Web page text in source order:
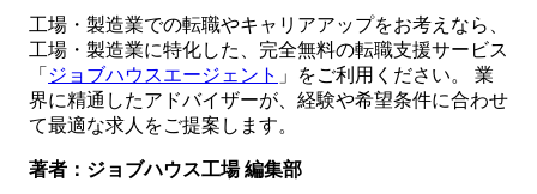
工場・製造業での転職やキャリアアップをお考えなら、
工場・製造業に特化した、完全無料の転職支援サービス
「 ジョブハウスエージェント 」をご利用ください。 業
界に精通したアドバイザーが、経験や希望条件に合わせ
て最適な求人をご提案します。
著者：ジョブハウス工場 編集部